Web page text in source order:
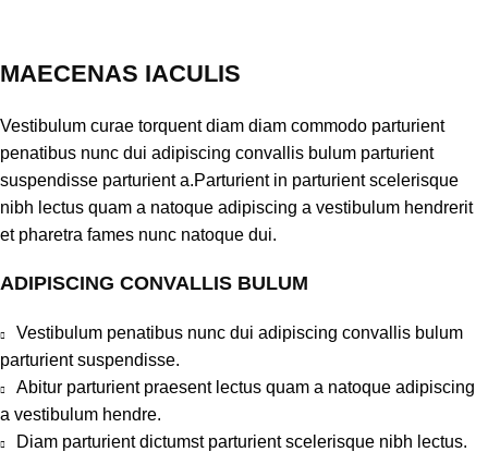
MAECENAS IACULIS
Vestibulum curae torquent diam diam commodo parturient
penatibus nunc dui adipiscing convallis bulum parturient
suspendisse parturient a.Parturient in parturient scelerisque
nibh lectus quam a natoque adipiscing a vestibulum hendrerit
et pharetra fames nunc natoque dui.
ADIPISCING CONVALLIS BULUM
Vestibulum penatibus nunc dui adipiscing convallis bulum
parturient suspendisse.
Abitur parturient praesent lectus quam a natoque adipiscing
a vestibulum hendre.
Diam parturient dictumst parturient scelerisque nibh lectus.